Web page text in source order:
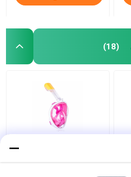
(18)
غواصی مایع غواصی مایع